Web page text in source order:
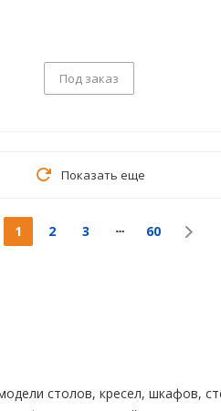
Под заказ
Показать еще
1 2 3 60
столов, кресел, шкафов,